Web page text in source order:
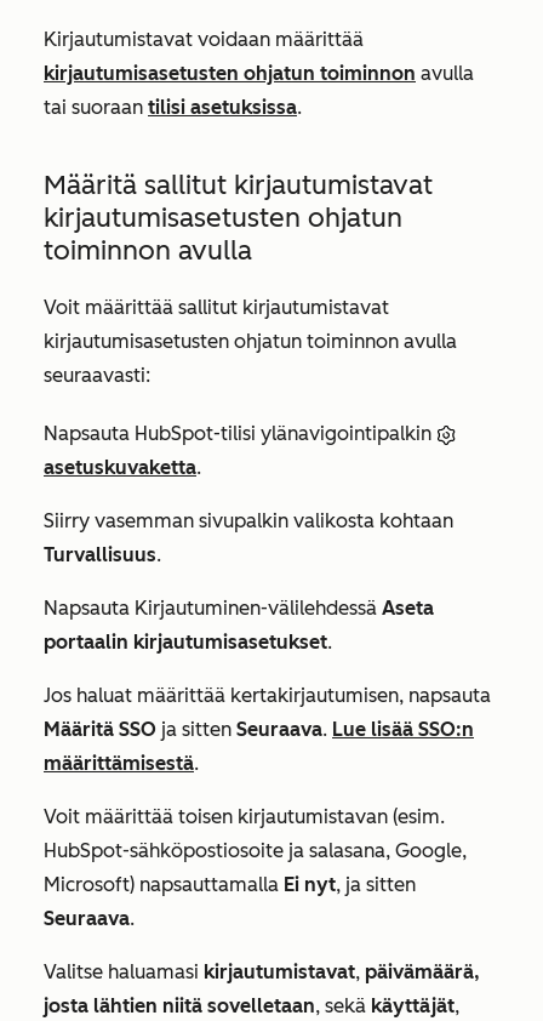
Kirjautumistavat voidaan määrittää
kirjautumisasetusten ohjatun toiminnon avulla
tai suoraan tilisi asetuksissa.
Määritä sallitut kirjautumistavat
kirjautumisasetusten ohjatun
toiminnon avulla
Voit määrittää sallitut kirjautumistavat
kirjautumisasetusten ohjatun toiminnon avulla
seuraavasti:
Napsauta HubSpot-tilisi ylänavigointipalkin
asetuskuvaketta.
Siirry vasemman sivupalkin valikosta kohtaan
Turvallisuus.
Napsauta Kirjautuminen-välilehdessä Aseta
portaalin kirjautumisasetukset.
Jos haluat määrittää kertakirjautumisen, napsauta
Määritä SSO ja sitten Seuraava. Lue lisää SSO:n
määrittämisestä.
Voit määrittää toisen kirjautumistavan (esim.
HubSpot-sähköpostiosoite ja salasana, Google,
Microsoft) napsauttamalla Ei nyt, ja sitten
Seuraava.
Valitse haluamasi kirjautumistavat, päivämäärä,
josta lähtien niitä sovelletaan, sekä käyttäjät,